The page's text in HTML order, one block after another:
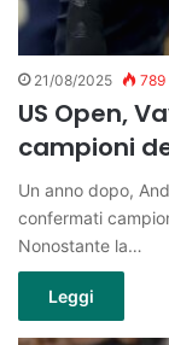
21/08/2025 789
US Open,
campioni
Un anno dopo,
confermati
Nonostante la…
Leggi